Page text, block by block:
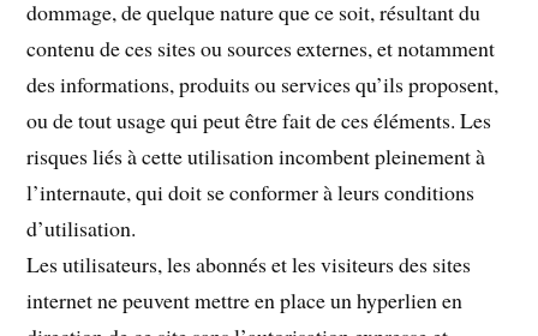
dommage, de quelque nature que ce soit, résultant du
contenu de ces sites ou sources externes, et notamment
des informations, produits ou services qu’ils proposent,
ou de tout usage qui peut être fait de ces éléments. Les
risques liés à cette utilisation incombent pleinement à
l’internaute, qui doit se conformer à leurs conditions
d’utilisation.
Les utilisateurs, les abonnés et les visiteurs des sites
internet ne peuvent mettre en place un hyperlien en